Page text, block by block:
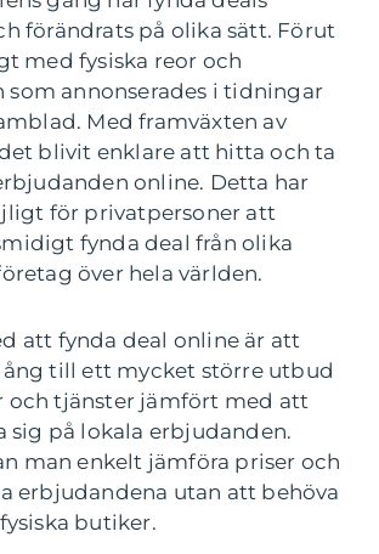
förändrats på olika sätt. Förut
med fysiska reor och
som annonserades i tidningar
Med framväxten av
blivit enklare att hitta och ta
online. Detta har
för privatpersoner att
fynda deal från olika
över hela världen.
att fynda deal online är att
till ett mycket större utbud
och tjänster jämfört med att
sig på lokala erbjudanden.
man enkelt jämföra priser och
erbjudandena utan att behöva
butiker.